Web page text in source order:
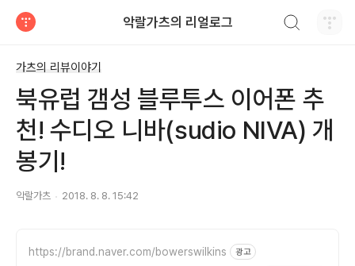
악랄가츠의 리얼로그
가츠의 리뷰이야기
북유럽 갬성 블루투스 이어폰 추
천! 수디오 니바(sudio NIVA) 개
봉기!
악랄가츠 2018. 8. 8. 15:42
https://brand.naver.com/bowerswilkins 광고